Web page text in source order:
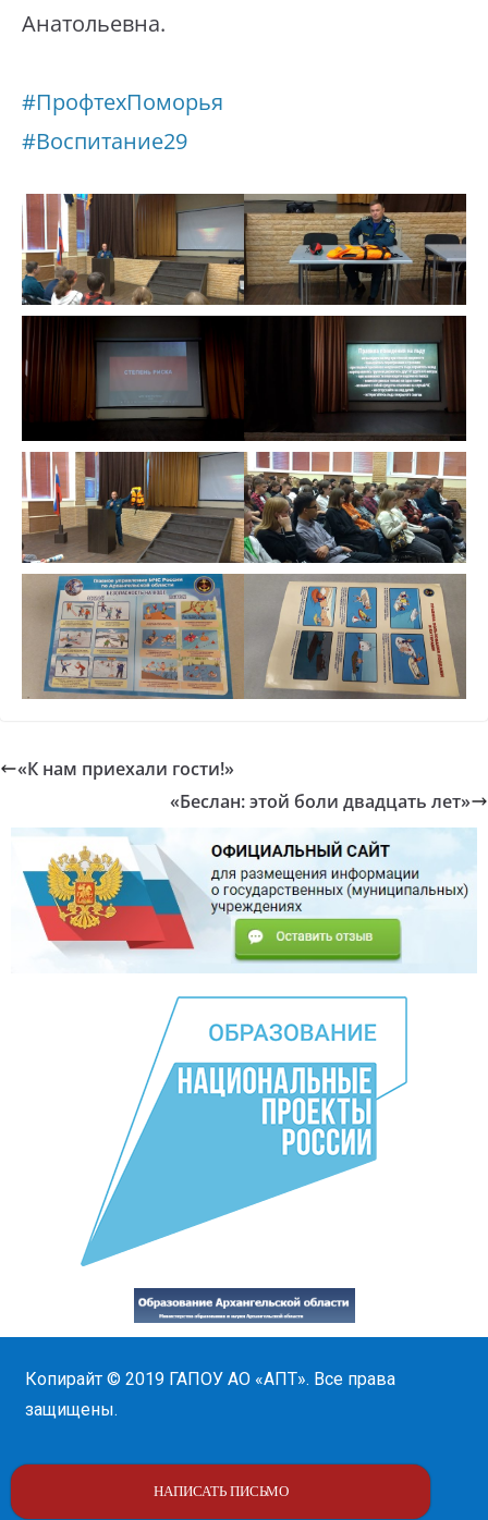
Анатольевна.
#ПрофтехПоморья
#Воспитание29
«К нам приехали гости!»
«Беслан: этой боли двадцать лет»
Копирайт © 2019 ГАПОУ АО «АПТ». Все права
защищены.
НАПИСАТЬ ПИСЬМО